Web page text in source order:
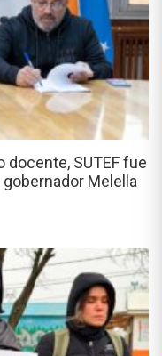
docente, SUTEF fue
Melella